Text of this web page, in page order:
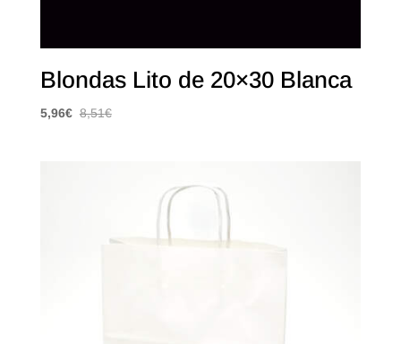
Blondas Lito de 20×30 Blanca
5,96€ 8,51€